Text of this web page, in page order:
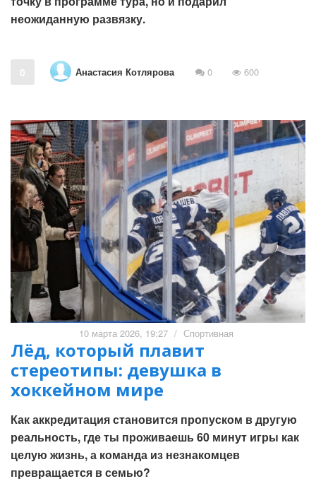
неожиданную развязку.
0 Анастасия Котлярова 0 600
10 марта 2026, 19:27 / Спортивная
Лёд, который плавит
стереотипы: девушка в
хоккейном мире
Как аккредитация становится пропуском в другую
реальность, где ты проживаешь 60 минут игры как
целую жизнь, а команда из незнакомцев
превращается в семью?